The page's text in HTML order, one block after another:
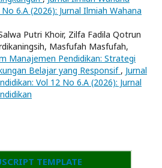
6.A (2026): Jurnal Ilmiah Wahana
Putri Khoir, Zilfa Fadila Qotrun
Masfufah Masfufah,
Manajemen Pendidikan: Strategi
Belajar yang Responsif , Jurnal
Vol 12 No 6.A (2026): Jurnal
TEMPLATE